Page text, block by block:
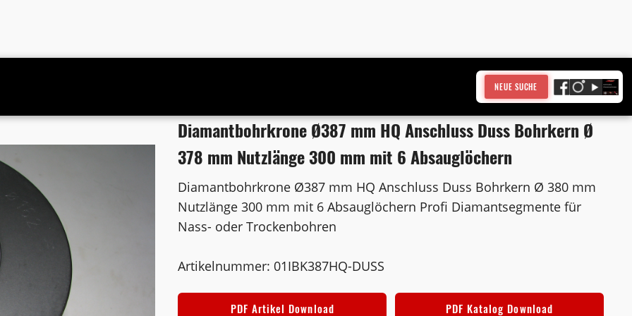
NEUE SUCHE
Bohrkern Ø 378 mm Nutzlänge 300 mm mit 6 Absauglöchern
Diamantbohrkrone Ø387 mm HQ Anschluss Duss Bohrkern Ø
378 mm Nutzlänge 300 mm mit 6 Absauglöchern
Diamantbohrkrone Ø387 mm HQ Anschluss Duss Bohrkern Ø 380 mm
Nutzlänge 300 mm mit 6 Absauglöchern Profi Diamantsegmente für
Nass- oder Trockenbohren
Artikelnummer: 01IBK387HQ-DUSS
PDF Artikel Download PDF Katalog Download